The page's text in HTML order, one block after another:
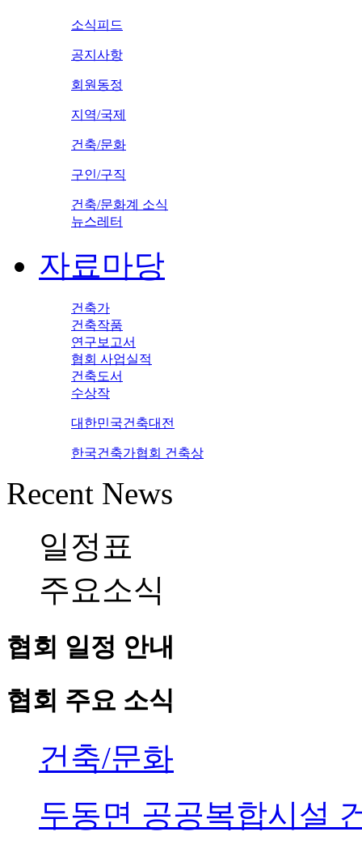
소식피드
공지사항
회원동정
지역/국제
건축/문화
구인/구직
건축/문화계 소식
뉴스레터
자료마당
건축가
건축작품
연구보고서
협회 사업실적
건축도서
수상작
대한민국건축대전
한국건축가협회 건축상
Recent News
일정표
주요소식
협회 일정 안내
협회 주요 소식
건축/문화
두동면 공공복합시설